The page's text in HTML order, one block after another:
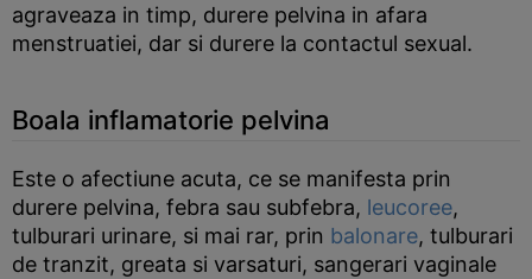
agraveaza in timp, durere pelvina in afara
menstruatiei, dar si durere la contactul sexual.
Boala inflamatorie pelvina
Este o afectiune acuta, ce se manifesta prin
durere pelvina, febra sau subfebra, leucoree,
tulburari urinare, si mai rar, prin balonare, tulburari
de tranzit, greata si varsaturi, sangerari vaginale